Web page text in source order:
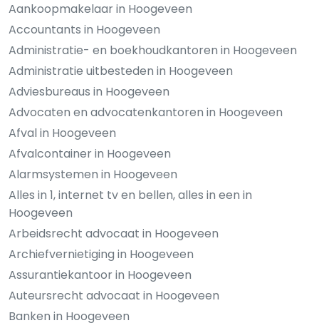
Aankoopmakelaar in Hoogeveen
Accountants in Hoogeveen
Administratie- en boekhoudkantoren in Hoogeveen
Administratie uitbesteden in Hoogeveen
Adviesbureaus in Hoogeveen
Advocaten en advocatenkantoren in Hoogeveen
Afval in Hoogeveen
Afvalcontainer in Hoogeveen
Alarmsystemen in Hoogeveen
Alles in 1, internet tv en bellen, alles in een in
Hoogeveen
Arbeidsrecht advocaat in Hoogeveen
Archiefvernietiging in Hoogeveen
Assurantiekantoor in Hoogeveen
Auteursrecht advocaat in Hoogeveen
Banken in Hoogeveen